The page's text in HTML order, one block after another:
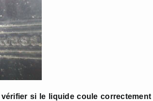
si le liquide coule correctement